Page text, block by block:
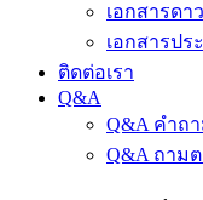
เอกสารดา
เอกสารปร
ติดต่อเรา
Q&A
Q&A คำถ
Q&A ถาม